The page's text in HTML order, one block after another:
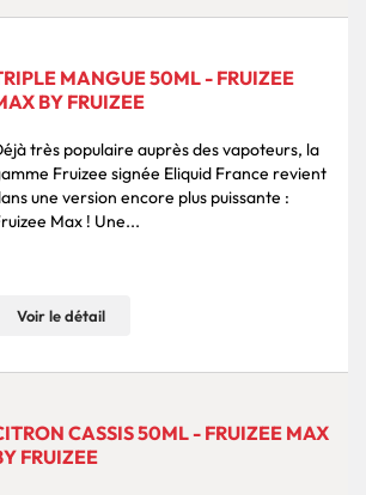
MANGUE 50ML - FRUIZEE
BY FRUIZEE
très populaire auprès des vapoteurs, la
Fruizee signée Eliquid France revient
une version encore plus puissante :
Max ! Une...
Voir le détail
CASSIS 50ML - FRUIZEE MAX
FRUIZEE